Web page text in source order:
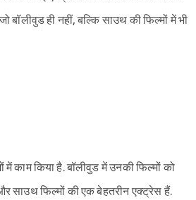
बॉलीवुड ही नहीं, बल्कि साउथ की फिल्मों में भी
काम किया है. बॉलीवुड में उनकी फिल्मों को
और साउथ फिल्मों की एक बेहतरीन एक्ट्रेस हैं.